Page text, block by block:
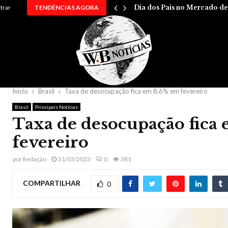
TENDÊNCIAS AGORA Dia dos Pais no Mercado
Início Brasil Taxa de desocupação fica em 8,6% em fevereiro
Brasil Principais Notícias
Taxa de desocupação fica
fevereiro
por Redação 31/03/2023 0 381
COMPARTILHAR 0